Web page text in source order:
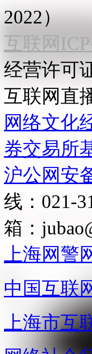
2022）
互联网
经营许可
互联网直
网络文化
券交易所
沪公网安
线：021-
箱：
上海网警
中国互联
上海市互